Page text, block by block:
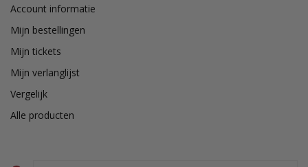
Account informatie
Mijn bestellingen
Mijn tickets
Mijn verlanglijst
Vergelijk
Alle producten